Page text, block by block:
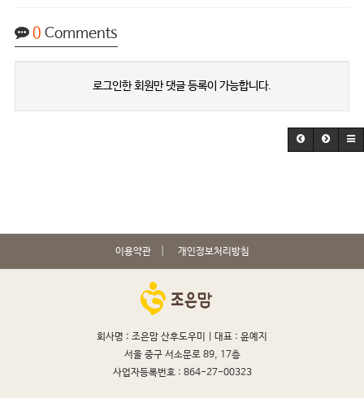
0 Comments
로그인한 회원만 댓글 등록이 가능합니다.
이용약관 개인정보처리방침
회사명 : 조은맘 산후도우미 | 대표 : 윤예지
서울 중구 서소문로 89, 17층
사업자등록번호 : 864-27-00323